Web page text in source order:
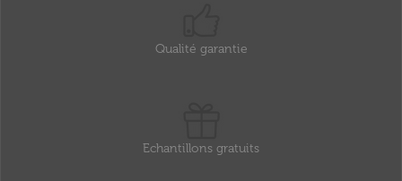
Qualité garantie
Echantillons gratuits